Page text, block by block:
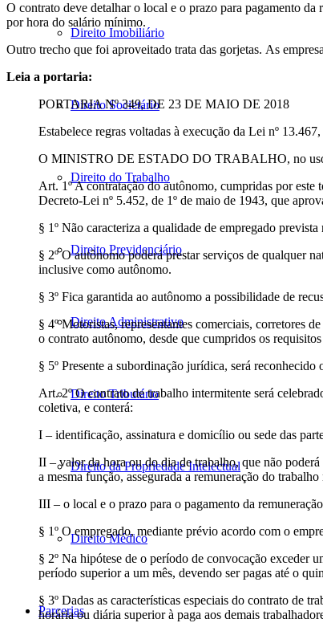
Direito Imobiliário
Direito Societário
Direito do Trabalho
Direito Previdenciário
Direito Administrativo
Direito Tributário
Direito da Propriedade Intelectual
Direito Médico
Parcerias
O contrato deve detalhar o local e o prazo para pagamento
por hora do salário mínimo.
Outro trecho que foi aproveitado trata das gorjetas. As
Leia a portaria:
PORTARIA Nº 349, DE 23 DE MAIO DE 2018
Estabelece regras voltadas à execução da Lei nº
O MINISTRO DE ESTADO DO TRABALHO, no uso
Art. 1º A contratação do autônomo, cumpridas por
Decreto-Lei nº 5.452, de 1º de maio de 1943, que
§ 1º Não caracteriza a qualidade de empregado
§ 2º O autônomo poderá prestar serviços de qualquer
inclusive como autônomo.
§ 3º Fica garantida ao autônomo a possibilidade de
§ 4º Motoristas, representantes comerciais, corretores
o contrato autônomo, desde que cumpridos os
§ 5º Presente a subordinação jurídica, será
Art. 2º O contrato de trabalho intermitente será
coletiva, e conterá:
I – identificação, assinatura e domicílio ou sede das
II – valor da hora ou do dia de trabalho, que não
a mesma função, assegurada a remuneração do
III – o local e o prazo para o pagamento da
§ 1º O empregado, mediante prévio acordo com o
§ 2º Na hipótese de o período de convocação exceder
período superior a um mês, devendo ser pagas até o
§ 3º Dadas as características especiais do contrato de
horária ou diária superior à paga aos demais